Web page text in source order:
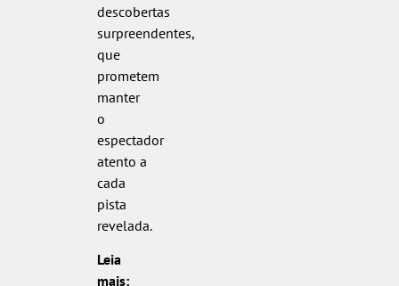
descobertas
surpreendentes,
que
prometem
manter
o
espectador
atento a
cada
pista
revelada.
Leia
mais: